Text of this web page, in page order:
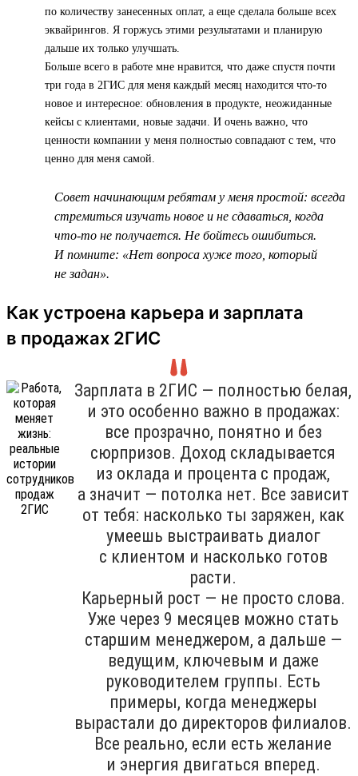
по количеству занесенных оплат, а еще сделала больше всех
эквайрингов. Я горжусь этими результатами и планирую
дальше их только улучшать.
Больше всего в работе мне нравится, что даже спустя почти
три года в 2ГИС для меня каждый месяц находится что-то
новое и интересное: обновления в продукте, неожиданные
кейсы с клиентами, новые задачи. И очень важно, что
ценности компании у меня полностью совпадают с тем, что
ценно для меня самой.
Совет начинающим ребятам у меня простой: всегда
стремиться изучать новое и не сдаваться, когда
что-то не получается. Не бойтесь ошибиться.
И помните: «Нет вопроса хуже того, который
не задан».
Как устроена карьера и зарплата
в продажах 2ГИС
Зарплата в 2ГИС — полностью белая,
и это особенно важно в продажах:
все прозрачно, понятно и без
сюрпризов. Доход складывается
из оклада и процента с продаж,
а значит — потолка нет. Все зависит
от тебя: насколько ты заряжен, как
умеешь выстраивать диалог
с клиентом и насколько готов
расти.
Карьерный рост — не просто слова.
Уже через 9 месяцев можно стать
старшим менеджером, а дальше —
ведущим, ключевым и даже
руководителем группы. Есть
примеры, когда менеджеры
вырастали до директоров филиалов.
Все реально, если есть желание
и энергия двигаться вперед.